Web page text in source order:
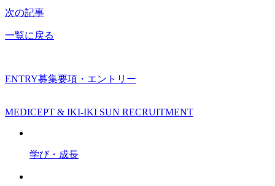
次の記事
一覧に戻る
ENTRY募集要項・エントリー
MEDICEPT & IKI-IKI SUN RECRUITMENT
学び・成長